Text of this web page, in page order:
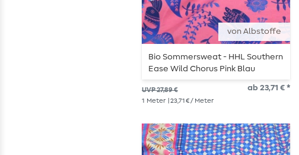
von Albstoffe
Bio Sommersweat - HHL Southern
Ease Wild Chorus Pink Blau
UVP 27,89 € ab 23,71 € *
1 Meter | 23,71 € / Meter